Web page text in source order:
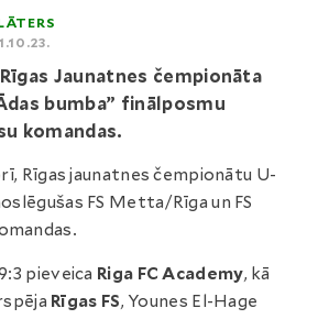
Jaunatnes čempionāta
bumba” finālposmu
komandas.
Rīgas jaunatnes čempionātu U-
FS Metta/Rīga un FS
pieveica Riga FC Academy, kā
Rīgas FS, Younes El-Hage